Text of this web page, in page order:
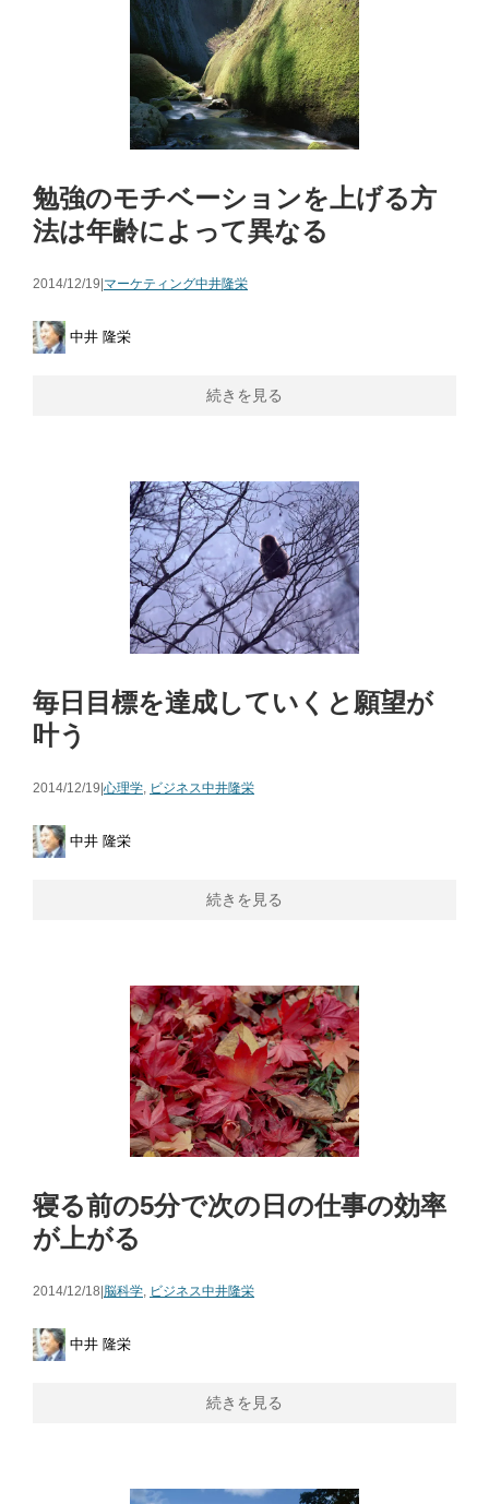
勉強のモチベーションを上げる方
法は年齢によって異なる
2014/12/19| マーケティング中井隆栄
中井 隆栄
続きを見る
毎日目標を達成していくと願望が
叶う
2014/12/19|心理学 ビジネス中井隆栄
中井 隆栄
続きを見る
寝る前の5分で次の日の仕事の効率
が上がる
2014/12/18| 脳科学, ビジネス中井隆栄
中井 隆栄
続きを見る